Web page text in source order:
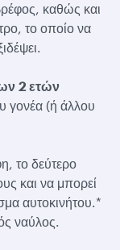
καθώς και
το οποίο να
2 ετών
γονέα (ή άλλου
το δεύτερο
και να μπορεί
αυτοκινήτου.*
ναύλος.